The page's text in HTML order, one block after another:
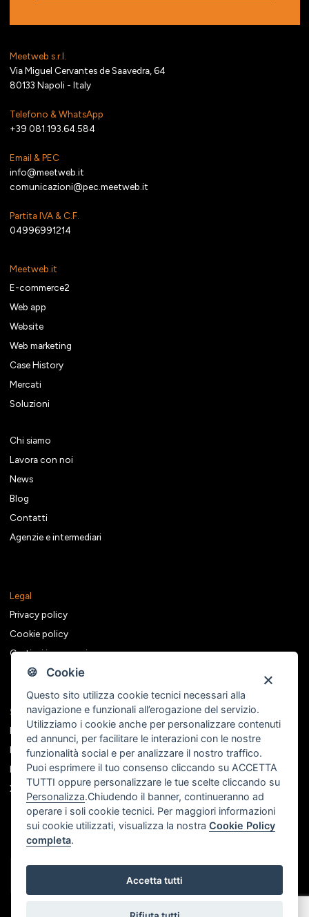
🍪 Cookie
Questo sito utilizza cookie tecnici necessari alla
navigazione e funzionali all’erogazione del servizio.
Utilizziamo i cookie anche per personalizzare contenuti
ed annunci, per facilitare le interazioni con le nostre
funzionalità social e per analizzare il nostro traffico.
Puoi esprimere il tuo consenso cliccando su ACCETTA
TUTTI oppure personalizzare le tue scelte cliccando su
Personalizza.Chiudendo il banner, continueranno ad
operare i soli cookie tecnici. Per maggiori informazioni
sui cookie utilizzati, visualizza la nostraCookie Policy
completa.
Accetta tutti
Meetweb s.r.l.
Via Miguel Cervantes de Saavedra, 64
80133 Napoli - Italy
Telefono & WhatsApp
+39 081.193.64.584
Email & PEC
info@meetweb.it
comunicazioni@pec.meetweb.it
Partita IVA & C.F.
04996991214
Meetweb.it
E-commerce2
Web app
Website
Web marketing
Case History
Mercati
Soluzioni
Chi siamo
Lavora con noi
News
Blog
Contatti
Agenzie e intermediari
Legal
Privacy policy
Cookie policy
Gestisci i consensi
Seguici sui social
Facebook
Instagram
Linkedin
X